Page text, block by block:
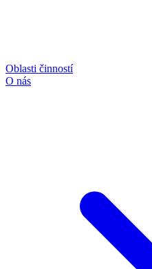
Oblasti činností
O nás